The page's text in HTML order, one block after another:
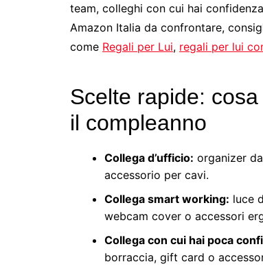
team, colleghi con cui hai
Amazon Italia da confrontare,
come Regali per Lui, regali per lui
Scelte rapide:
il compleanno
Collega d’ufficio: organizer
accessorio per cavi.
Collega smart working: luce
webcam cover o accessori
Collega con cui hai poca
borraccia, gift card o